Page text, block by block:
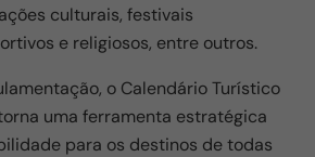
culturais, festivais
e religiosos, entre outros.
o Calendário Turístico
uma ferramenta estratégica
para os destinos de todas